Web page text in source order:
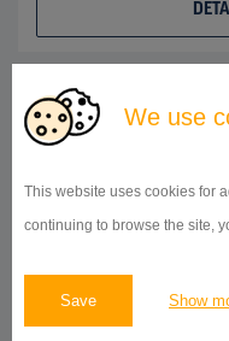
We use
This website uses cookies for
continuing to browse the site,
Save Show
BILLBOARD
Opatovská cesta, Bojnice